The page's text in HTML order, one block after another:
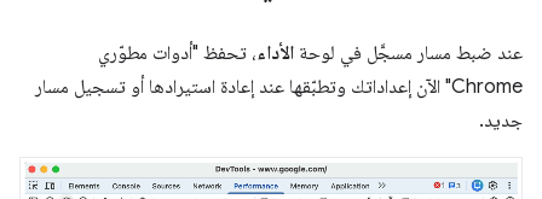
عند ضبط مسار مسجَّل في لوحة الأداء، تحفظ "أدوات مطوّري
Chrome" الآن إعداداتك وتطبّقها عند إعادة استيرادها أو تسجيل مسار
جديد.